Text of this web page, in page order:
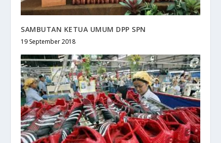
SAMBUTAN KETUA UMUM DPP SPN
19 September 2018